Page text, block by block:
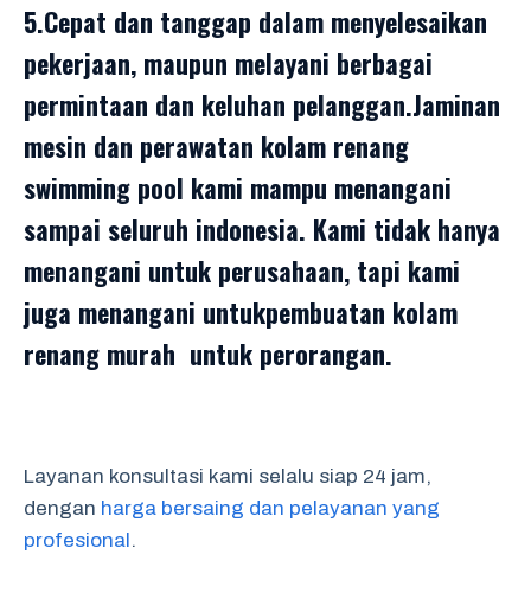
5.Cepat dan tanggap dalam menyelesaikan
pekerjaan, maupun melayani berbagai
permintaan dan keluhan pelanggan.Jaminan
mesin dan perawatan kolam renang
swimming pool kami mampu menangani
sampai seluruh indonesia. Kami tidak hanya
menangani untuk perusahaan, tapi kami
juga menangani untukpembuatan kolam
renang murah untuk perorangan.
Layanan konsultasi kami selalu siap 24 jam,
dengan harga bersaing dan pelayanan yang
profesional.